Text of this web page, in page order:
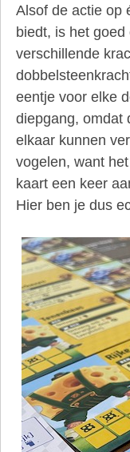
Alsof de actie op
biedt, is het
verschillende
eentje voor elke
diepgang, omdat
elkaar kunnen
vogelen, want
kaart een keer
Hier ben je dus